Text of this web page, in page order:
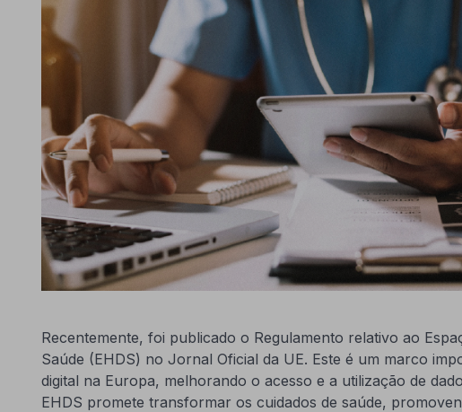
Recentemente, foi publicado o Regulamento relativo ao
Saúde (EHDS) no Jornal Oficial da UE. Este é um marco
digital na Europa, melhorando o acesso e a utilização de
EHDS promete transformar os cuidados de saúde,